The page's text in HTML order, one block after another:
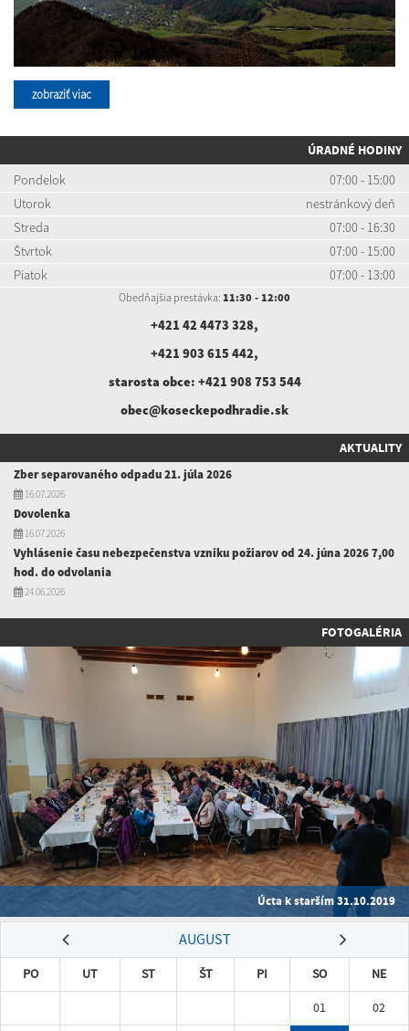
zobraziť viac
ÚRADNÉ HODINY
Pondelok
07:00 - 15:00
Utorok
nestránkový deň
Streda
07:00 - 16:30
Štvrtok
07:00 - 15:00
Piatok
07:00 - 13:00
Obedňajšia prestávka: 11:30 - 12:00
+421 42 4473 328,
+421 903 615 442,
starosta obce: +421 908 753 544
obec@koseckepodhradie.sk
AKTUALITY
Zber separovaného odpadu 21. júla 2026
16.07.2026
Dovolenka
16.07.2026
Vyhlásenie času nebezpečenstva vzniku požiarov od 24. júna 2026 7,00
hod. do odvolania
24.06.2026
FOTOGALÉRIA
Úcta k starším 31.10.2019
AUGUST
PO UT ST ŠT PI SO
NE
01
02